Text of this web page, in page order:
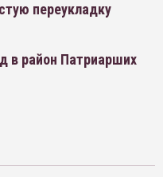
переукладку
в район Патриарших